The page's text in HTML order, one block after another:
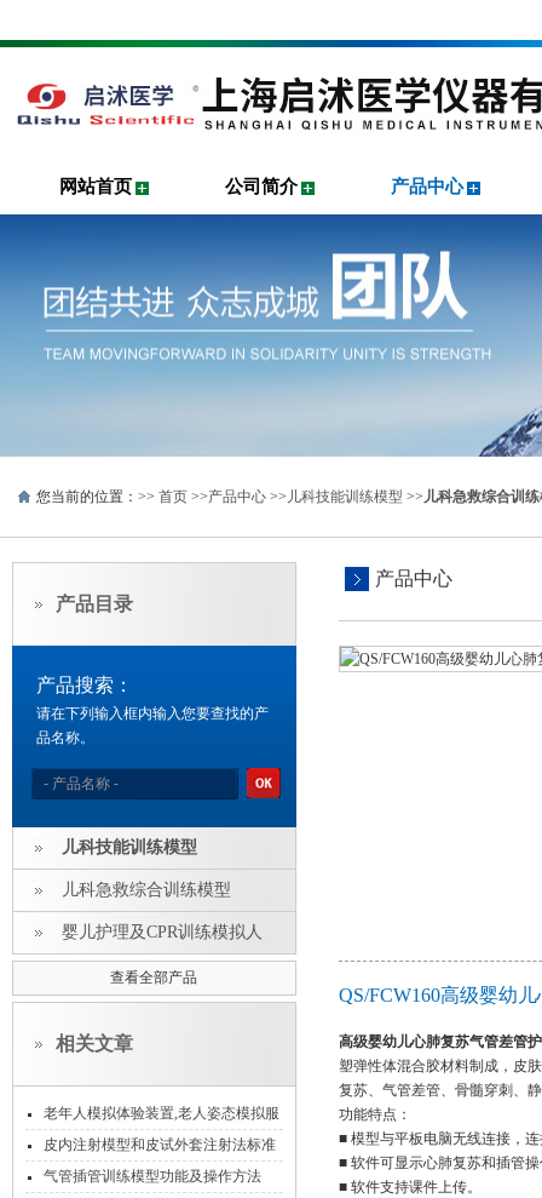
网站首页 公司简介 产品中心
您当前的位置：>> 首页 >>产品中心 >> 儿科技能训练模型 >>儿科急救综合训
产品中心
QS/FCW160高级婴幼
高级婴幼儿心肺复苏气管差管
塑弹性体混合胶材料制成，皮
复苏、气管差管、骨髓穿刺、
功能特点：
■ 模型与平板电脑无线连接，
■ 软件可显示心肺复苏和插管
■ 软件支持课件上传。
产品目录
产品搜索：
请在下列输入框内输入您要查找的产
品名称。
儿科技能训练模型
儿科急救综合训练模型
婴儿护理及CPR训练模拟人
查看全部产品
相关文章
老年人模拟体验装置,老人姿态模拟服
模拟体验装备
皮内注射模型和皮试外套注射法标准
气管插管训练模型功能及操作方法